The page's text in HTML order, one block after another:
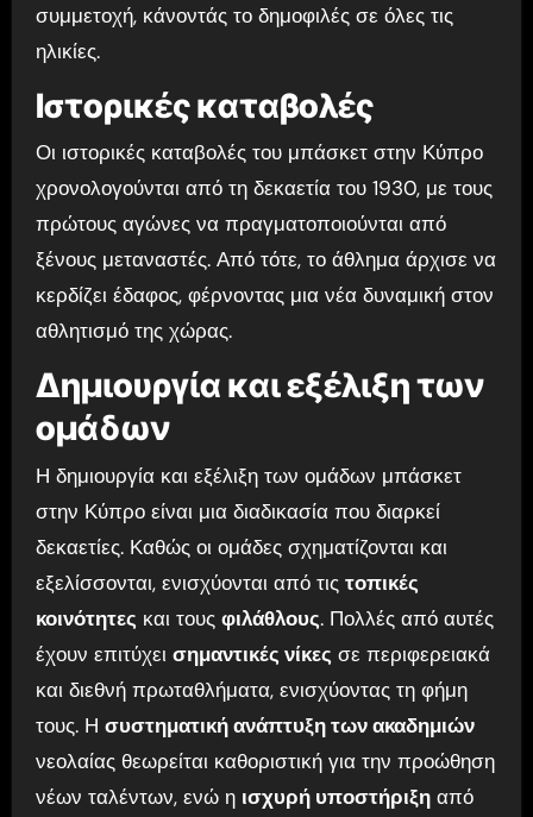
συμμετοχή, κάνοντάς το δημοφιλές σε όλες τις
ηλικίες.
Ιστορικές καταβολές
Οι ιστορικές καταβολές του μπάσκετ στην Κύπρο
χρονολογούνται από τη δεκαετία του 1930, με τους
πρώτους αγώνες να πραγματοποιούνται από
ξένους μεταναστές. Από τότε, το άθλημα άρχισε να
κερδίζει έδαφος, φέρνοντας μια νέα δυναμική στον
αθλητισμό της χώρας.
Δημιουργία και εξέλιξη των
ομάδων
Η δημιουργία και εξέλιξη των ομάδων μπάσκετ
στην Κύπρο είναι μια διαδικασία που διαρκεί
δεκαετίες. Καθώς οι ομάδες σχηματίζονται και
εξελίσσονται, ενισχύονται από τις τοπικές
κοινότητες και τους φιλάθλους. Πολλές από αυτές
έχουν επιτύχει σημαντικές νίκες σε περιφερειακά
και διεθνή πρωταθλήματα, ενισχύοντας τη φήμη
τους. Η συστηματική ανάπτυξη των ακαδημιών
νεολαίας θεωρείται καθοριστική για την προώθηση
νέων ταλέντων, ενώ η ισχυρή υποστήριξηαπό